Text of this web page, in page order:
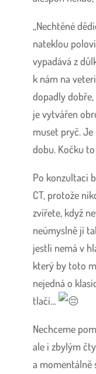
„Nechtěné
nateklou
vypadává z
k nám na
dopadly dobře,
je vytvářen
muset pryč.
dobu. Kočku
Po konzultaci
CT, protože
zvířete, když
neúmyslně jí
jestli nemá v
který by toto
nejedná o
tlačí…
Nechceme
ale i zbylým
a momentálně